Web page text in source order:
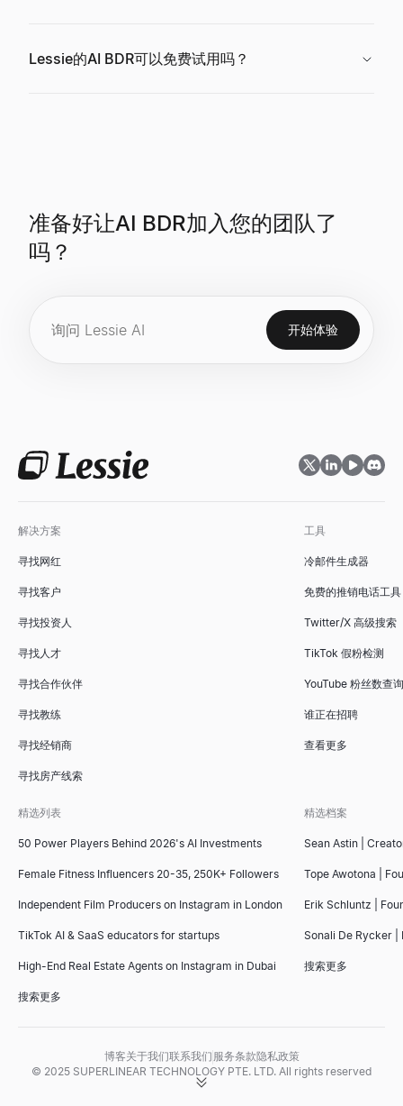
Lessie的AI BDR可以免费试用吗？
准备好让AI BDR加入您的团队了
吗？
开始体验
解决方案
寻找网红
寻找客户
寻找投资人
寻找人才
寻找合作伙伴
寻找教练
寻找经销商
寻找房产线索
工具
冷邮件生成器
免费的推销电话工具
Twitter/X 高级搜索
TikTok 假粉检测
YouTube 粉丝数查询
谁正在招聘
查看更多
精选列表
50 Power Players Behind 2026's AI Investments
Female Fitness Influencers 20-35, 250K+ Followers
Independent Film Producers on Instagram in London
TikTok AI & SaaS educators for startups
High-End Real Estate Agents on Instagram in Dubai
搜索更多
精选档案
Sean Astin |
Tope Awotona |
Erik Schluntz |
Sonali De Rycker |
搜索更多
博客关于我们联系我们 服务条款隐私政策
© 2025 SUPERLINEAR TECHNOLOGY PTE. LTD. All rights reserved